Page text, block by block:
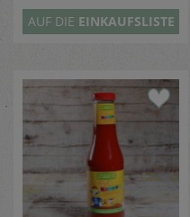
AUF DIE EINKAUFSLISTE